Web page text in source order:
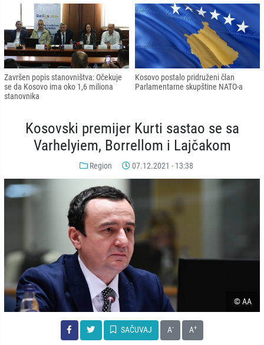
Završen popis stanovništva: Očekuje
se da Kosovo ima oko 1,6 miliona
stanovnika
Kosovo postalo pridruženi član
Parlamentarne skupštine NATO-a
Kosovski premijer Kurti sastao se sa
Varhelyiem, Borrellom i Lajčakom
Region 07.12.2021 - 13:38
© AA
SAČUVAJ A- A+